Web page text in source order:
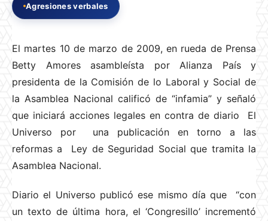
Agresiones verbales
El martes 10 de marzo de 2009, en rueda de Prensa
Betty Amores asambleísta por Alianza País y
presidenta de la Comisión de lo Laboral y Social de
la Asamblea Nacional calificó de “infamia” y señaló
que iniciará acciones legales en contra de diario El
Universo por una publicación en torno a las
reformas a Ley de Seguridad Social que tramita la
Asamblea Nacional.
Diario el Universo publicó ese mismo día que “con
un texto de última hora, el ‘Congresillo’ incrementó